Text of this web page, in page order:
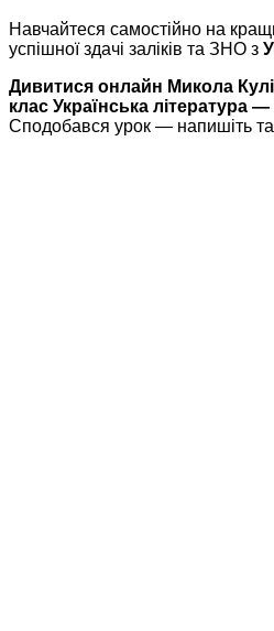
Навчайтеся самостійно на
успішної здачі заліків та ЗНО з
Дивитися онлайн Микола
клас Українська література
Сподобався урок — напишіть